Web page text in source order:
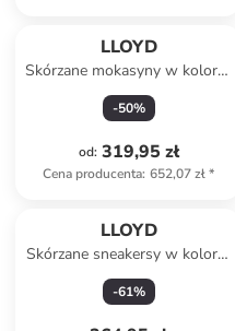
LLOYD
Skórzane mokasyny w kolorze
beżowym
-50%
od: 319,95 zł
Cena producenta: 652,07 zł*
LLOYD
Skórzane sneakersy w kolorze
błękitno-żółtym
-61%